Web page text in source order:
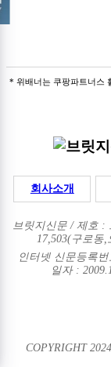
회사소개
브릿지신문 / 제호
17,503(구로
인터넷 신문등록